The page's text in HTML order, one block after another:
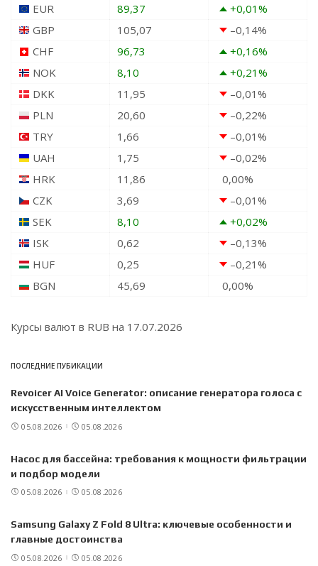
EUR
89,37 +0,01%
GBP
105,07 –0,14%
CHF
96,73 +0,16%
NOK
8,10 +0,21%
DKK
11,95 –0,01%
PLN
20,60 –0,22%
TRY
1,66 –0,01%
UAH
1,75 –0,02%
HRK
11,86 0,00%
CZK
3,69 –0,01%
SEK
8,10 +0,02%
ISK
0,62 –0,13%
HUF
0,25 –0,21%
BGN
45,69 0,00%
Курсы валют в RUB на 17.07.2026
ПОСЛЕДНИЕ ПУБИКАЦИИ
Revoicer AI Voice Generator: описание генератора голоса с
искусственным интеллектом
05.08.2026 05.08.2026
Насос для бассейна: требования к мощности фильтрации
и подбор модели
05.08.2026 05.08.2026
Samsung Galaxy Z Fold 8 Ultra: ключевые особенности и
главные достоинства
05.08.2026 05.08.2026